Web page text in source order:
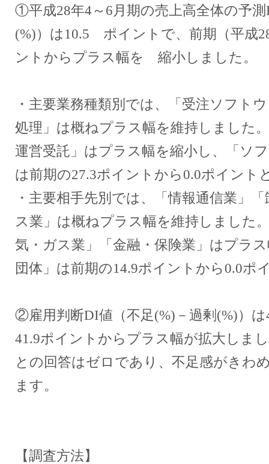
①平成28年4～6月期の売上高全体の予
(%)）は10.5 ポイントで、前期（平成
ントからプラス幅を 縮小しました。
・主要業務種類別では、「受注ソフト
処理」は概ねプラス幅を維持しました
運営受託」はプラス幅を縮小し、「ソ
は前期の27.3ポイントから0.0ポイント
・主要相手先別では、「情報通信業」
ス業」は概ねプラス幅を維持しました
気・ガス業」「金融・保険業」はプラ
団体」は前期の14.9ポイントから0.0ポ
②雇用判断DI値（不足(%)－過剰(%)）
41.9ポイントからプラス幅が拡大しま
との回答はゼロであり、不足感がきわ
ます。
【調査方法】